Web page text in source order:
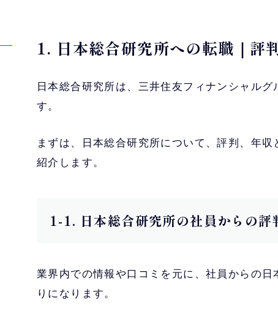
1. 日本総合研究所への転職｜評
日本総合研究所は、三井住友フィナンシャル
す。
まずは、日本総合研究所について、評判、年
紹介します。
1-1. 日本総合研究所の社員からの評
業界内での情報や口コミを元に、社員からの
りになります。